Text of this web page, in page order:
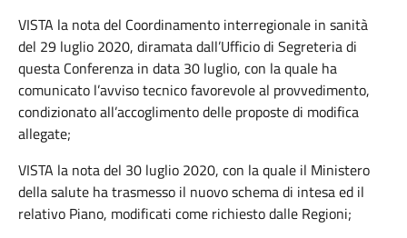
VISTA la nota del Coordinamento interregionale in sanità
del 29 luglio 2020, diramata dall’Ufficio di Segreteria di
questa Conferenza in data 30 luglio, con la quale ha
comunicato l’avviso tecnico favorevole al provvedimento,
condizionato all’accoglimento delle proposte di modifica
allegate;
VISTA la nota del 30 luglio 2020, con la quale il Ministero
della salute ha trasmesso il nuovo schema di intesa ed il
relativo Piano, modificati come richiesto dalle Regioni;